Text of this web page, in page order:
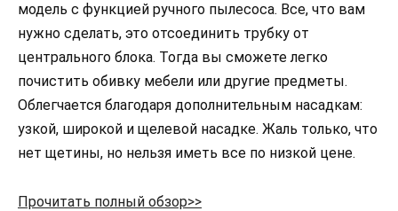
модель с функцией ручного пылесоса. Все, что вам
нужно сделать, это отсоединить трубку от
центрального блока. Тогда вы сможете легко
почистить обивку мебели или другие предметы.
Облегчается благодаря дополнительным насадкам:
узкой, широкой и щелевой насадке. Жаль только, что
нет щетины, но нельзя иметь все по низкой цене.
Прочитать полный обзор>>